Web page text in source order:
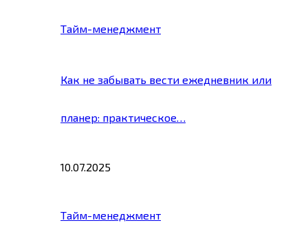
Тайм-менеджмент
Как не забывать вести ежедневник или
планер: практическое…
10.07.2025
Тайм-менеджмент